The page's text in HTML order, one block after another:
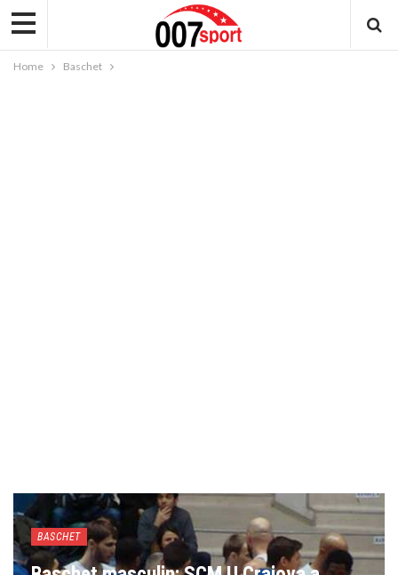
Home Baschet
BASCHET